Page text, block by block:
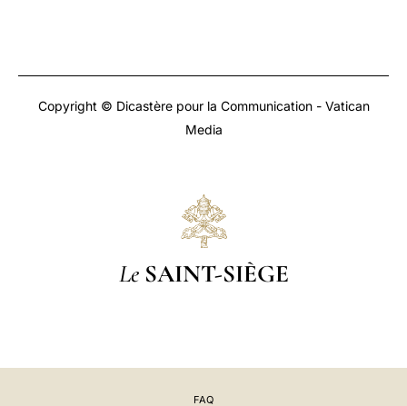
Copyright © Dicastère pour la Communication - Vatican
Media
Le SAINT-SIÈGE
FAQ